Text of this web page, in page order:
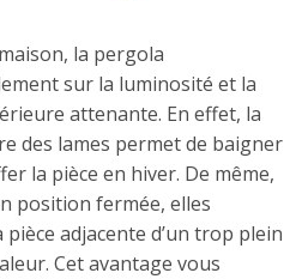
la pergola
sur la luminosité et la
attenante. En effet, la
des lames permet de baigner
la pièce en hiver. De même,
position fermée, elles
adjacente d’un trop plein
Cet avantage vous